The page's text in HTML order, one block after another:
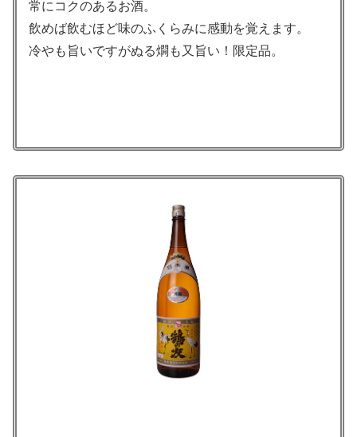
常にコクのあるお酒。
飲めば飲むほど味のふくらみに感動を覚えます。
冷やも旨いですがぬる燗も又旨い！限定品。